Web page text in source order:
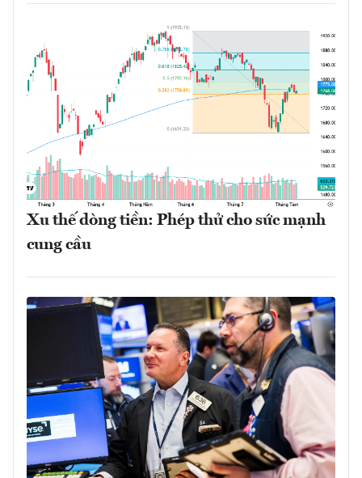
Xu thế dòng tiền: Phép thử cho sức mạnh
cung cầu